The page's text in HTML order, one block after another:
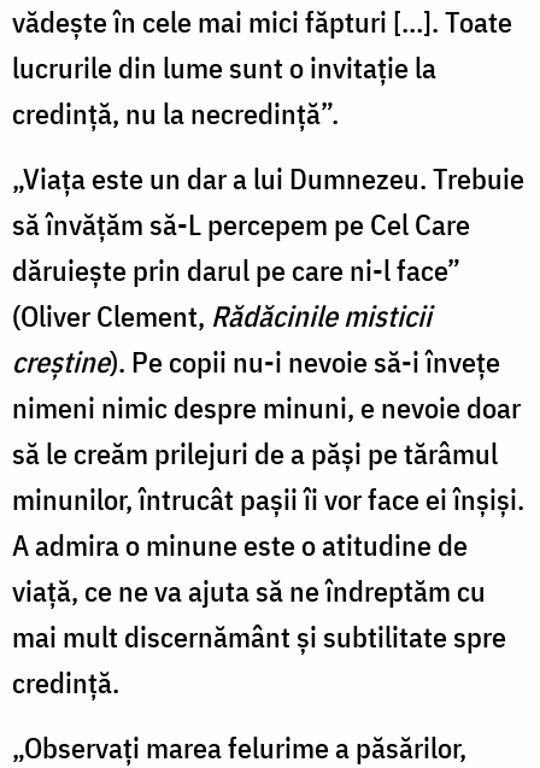
vădeşte în cele mai mici făpturi […]. Toate
lucrurile din lume sunt o invitaţie la
credinţă, nu la necredinţă”.
„Viaţa este un dar a lui Dumnezeu. Trebuie
să învăţăm să-L percepem pe Cel Care
dăruieşte prin darul pe care ni-l face”
(Oliver Clement, Rădăcinile misticii
creştine). Pe copii nu-i nevoie să-i înveţe
nimeni nimic despre minuni, e nevoie doar
să le creăm prilejuri de a păşi pe tărâmul
minunilor, întrucât paşii îi vor face ei înşişi.
A admira o minune este o atitudine de
viaţă, ce ne va ajuta să ne îndreptăm cu
mai mult discernământ şi subtilitate spre
credinţă.
„Observaţi marea felurime a păsărilor,